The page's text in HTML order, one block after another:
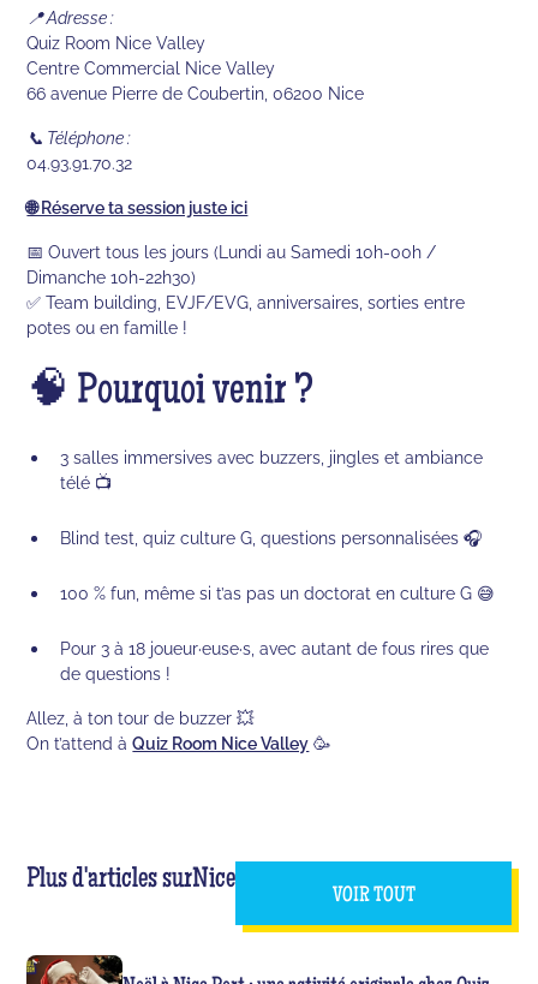
📍 Adresse :
Quiz Room Nice Valley
Centre Commercial Nice Valley
66 avenue Pierre de Coubertin, 06200 Nice
📞 Téléphone :
04.93.91.70.32
🌐 Réserve ta session juste ici
📅 Ouvert tous les jours (Lundi au Samedi 10h-00h /
Dimanche 10h-22h30)
✅ Team building, EVJF/EVG, anniversaires, sorties entre
potes ou en famille !
🧠 Pourquoi venir ?
3 salles immersives avec buzzers, jingles et ambiance
télé 📺
Blind test, quiz culture G, questions personnalisées 🎧
100 % fun, même si t’as pas un doctorat en culture G 😅
Pour 3 à 18 joueur·euse·s, avec autant de fous rires que
de questions !
Allez, à ton tour de buzzer 💥
On t’attend àQuiz Room Nice Valley 🥳
Plus d'articles surNice
VOIR TOUT